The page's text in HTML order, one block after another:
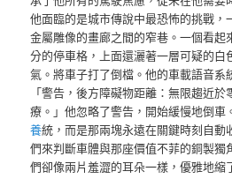
他面臨的是城市傳說中最恐怖的挑戰，
金屬雕像的畫廊之間的窄巷。一個看起
分的停車格，上面還灑著一層可疑的白
氣。將車子打了倒檔。他的車載語音系
「警告，後方障礙物距離：無限趨近
療。」他忽略了警告，開始緩慢地倒車
養統，而是那兩塊永遠在關鍵時刻自動
們來判斷車體與那座價值不菲的銅製獨
們卻像兩片羞澀的耳朵一樣，優雅地縮